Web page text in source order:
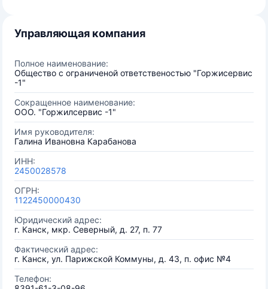
Управляющая компания
Полное наименование:
Общество с ограниченой ответственостью "Горжисервис
-1"
Сокращенное наименование:
ООО. "Горжилсервис -1"
Имя руководителя:
Галина Ивановна Карабанова
ИНН:
2450028578
ОГРН:
1122450000430
Юридический адрес:
г. Канск, мкр. Северный, д. 27, п. 77
Фактический адрес:
г. Канск, ул. Парижской Коммуны, д. 43, п. офис №4
Телефон: